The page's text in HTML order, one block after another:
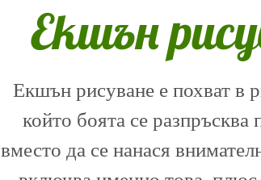
Екшън
Екшън рисуване е похват в
който боята се разпръсква
вместо да се нанася